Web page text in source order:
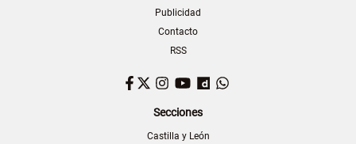
Publicidad
Contacto
RSS
Facebook
TwitterInstagram
YouTubeDailymotion
Secciones
Castilla y León